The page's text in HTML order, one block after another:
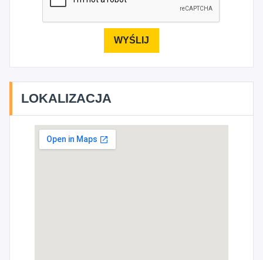
LOKALIZACJA